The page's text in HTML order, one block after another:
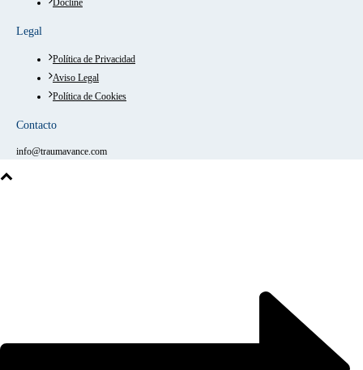
Docline
Legal
Política de Privacidad
Aviso Legal
Política de Cookies
Contacto
info@traumavance.com